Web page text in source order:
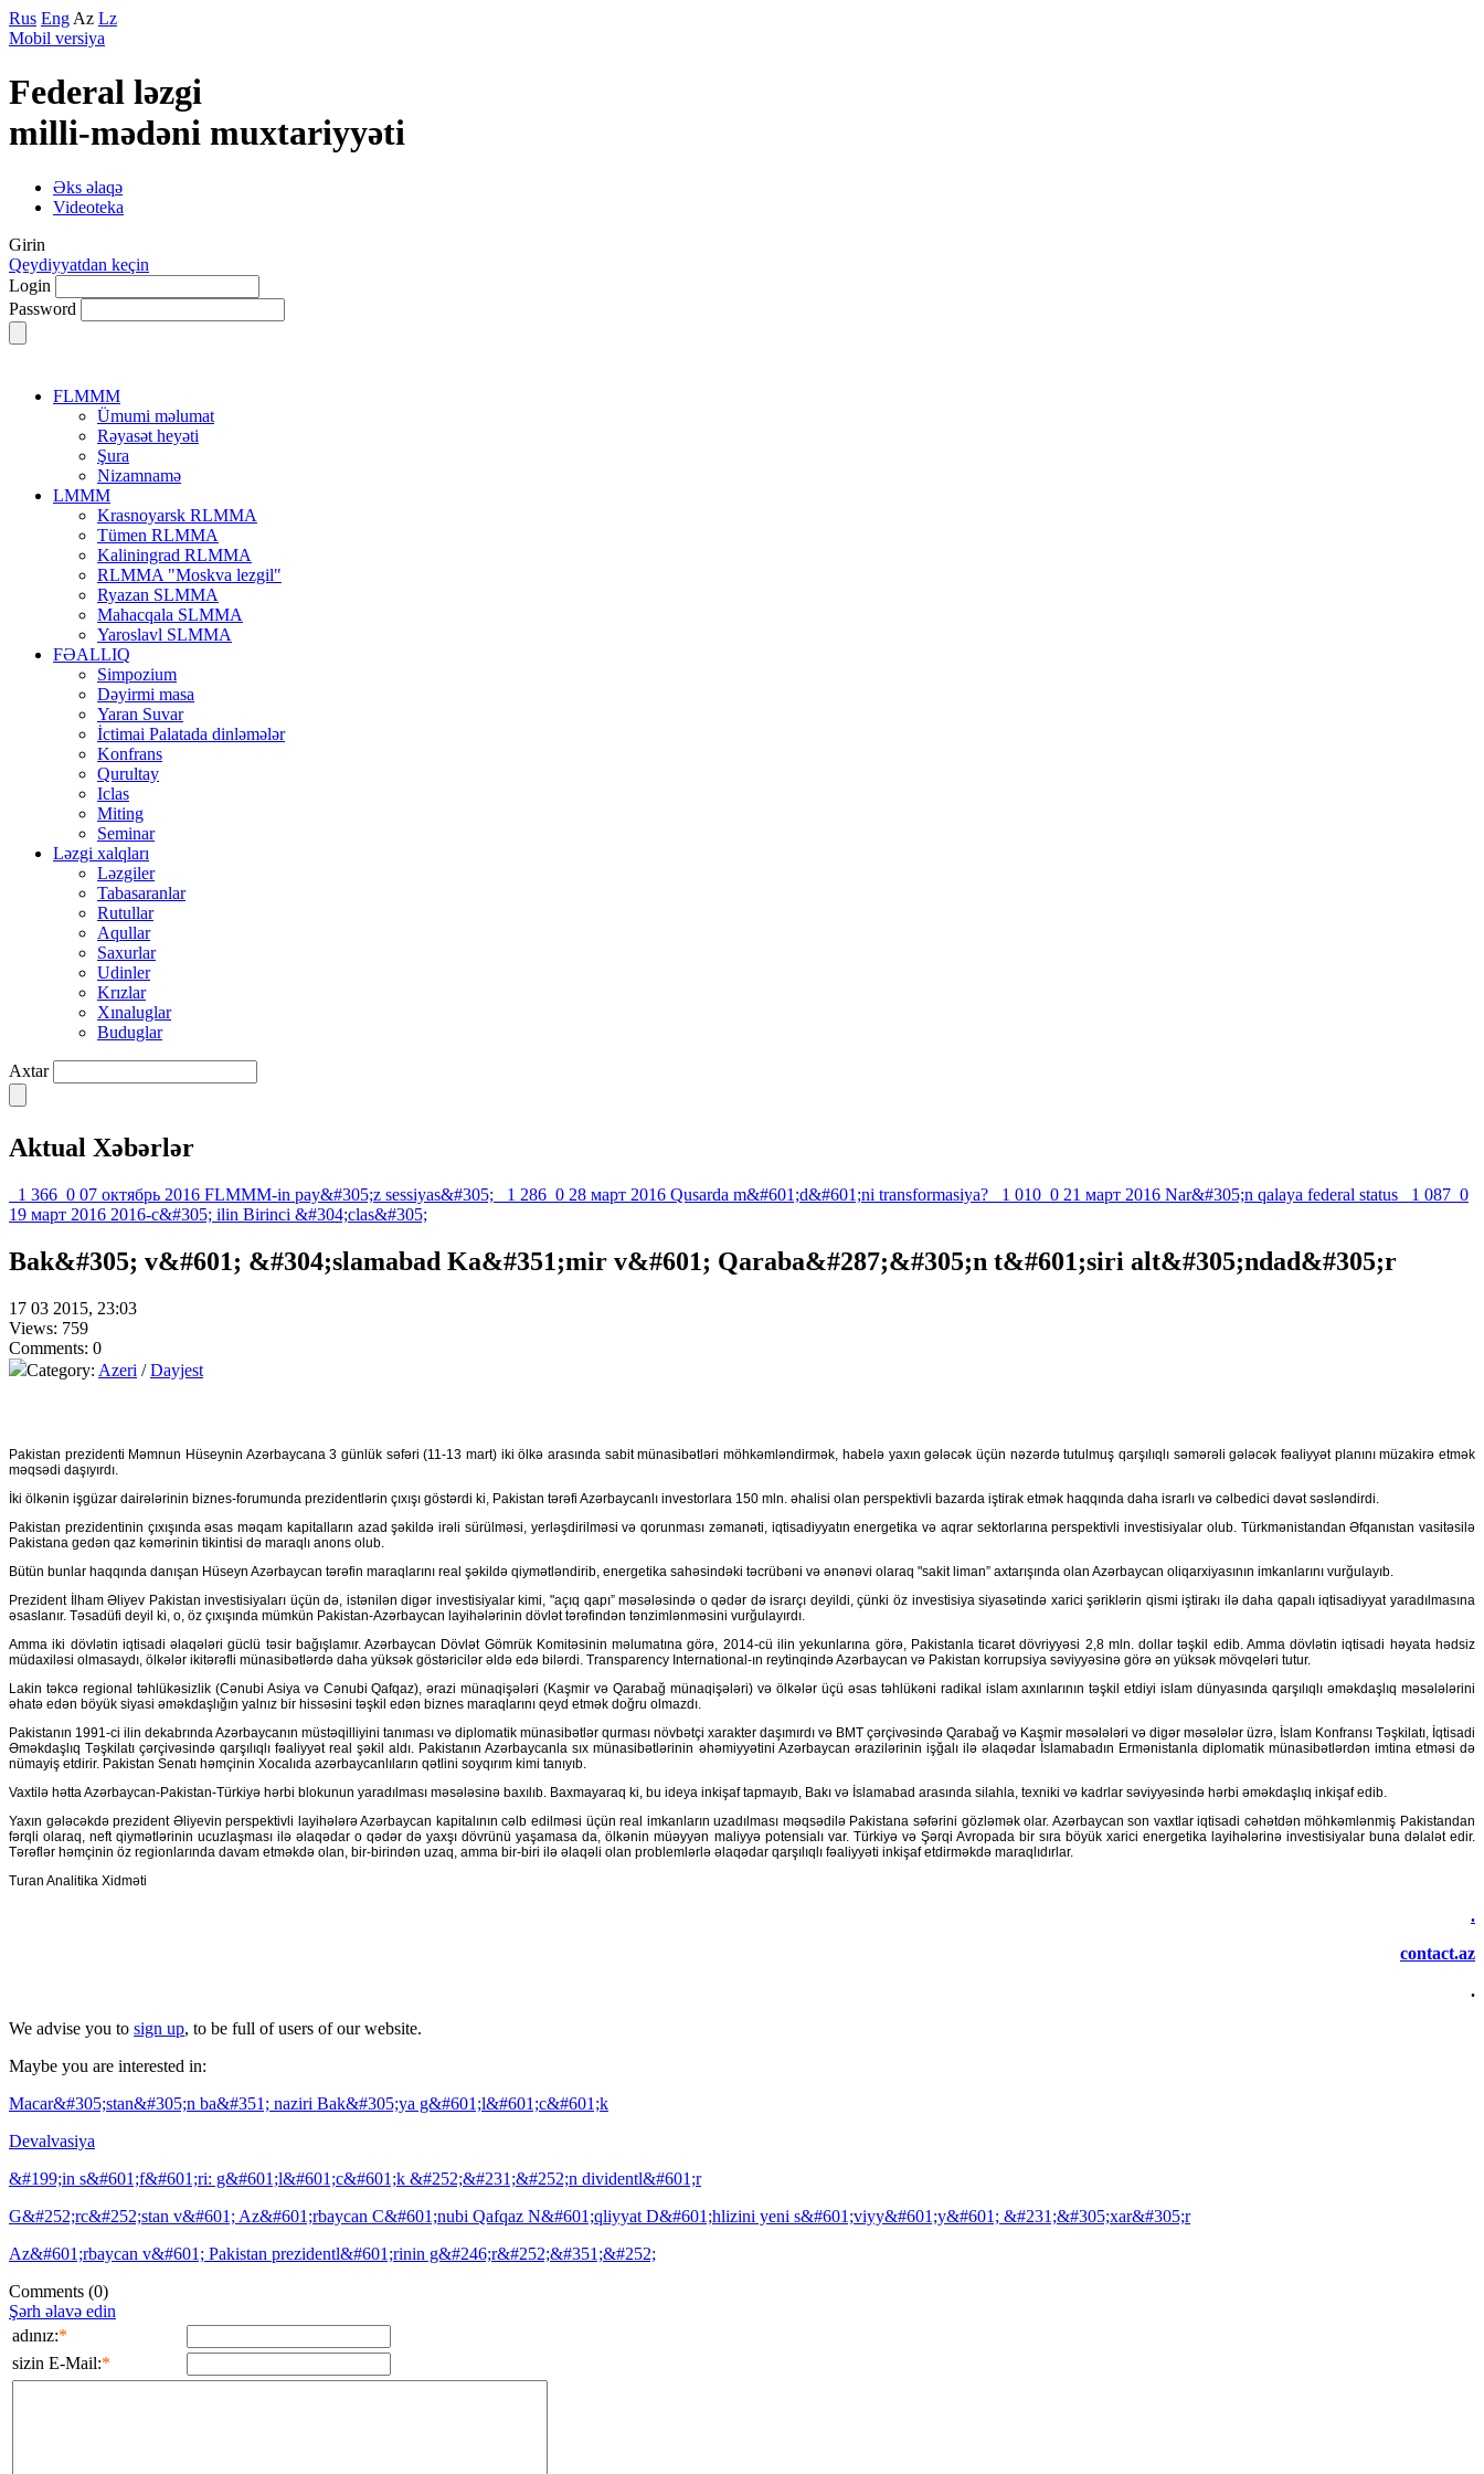
Rus Eng Az Lz
Mobil versiya
Federal lәzgi
milli-mәdәni muxtariyyәti
Əks əlaqə
Videoteka
Girin
Qeydiyyatdan keçin
Login
Password
FLMMM
Ümumi məlumat
Rəyasət heyəti
Şura
Nizamnamə
LMMM
Krasnoyarsk RLMMA
Tümen RLMMA
Kaliningrad RLMMA
RLMMA "Moskva lezgil"
Ryazan SLMMA
Mahacqala SLMMA
Yaroslavl SLMMA
FƏALLIQ
Simpozium
Dəyirmi masa
Yaran Suvar
İctimai Palatada dinləmələr
Konfrans
Qurultay
Iclas
Miting
Seminar
Ləzgi xalqları
Ləzgiler
Tabasaranlar
Rutullar
Aqullar
Saxurlar
Udinler
Krızlar
Xınaluglar
Buduglar
Axtar
Aktual Xəbərlər
1 366 0 07 октябрь 2016 FLMMM-in pay&#305;z sessiyas&#305; 1 286 0 28 март 2016 Qusarda m&#601;d&#601;ni transformasiya? 1 010 0 21 март 2016 Nar&#305;n qalaya federal status 1 087 0
19 март 2016 2016-c&#305; ilin Birinci &#304;clas&#305;
Bak&#305; v&#601; &#304;slamabad Ka&#351;mir v&#601; Qaraba&#287;&#305;n t&#601;siri alt&#305;ndad&#305;r
17 03 2015, 23:03
Views: 759
Comments: 0
Category: Azeri /Dayjest
Pakistan prezidenti Məmnun Hüseynin Azərbaycana 3 günlük səfəri (11-13 mart) iki ölkə arasında sabit münasibətləri möhkəmləndirmək, habelə yaxın gələcək üçün nəzərdə tutulmuş qarşılıqlı səmərəli gələcək fəaliyyət planını müzakirə etmək
məqsədi daşıyırdı.
İki ölkənin işgüzar dairələrinin biznes-forumunda prezidentlərin çıxışı göstərdi ki, Pakistan tərəfi Azərbaycanlı investorlara 150 mln. əhalisi olan perspektivli bazarda iştirak etmək haqqında daha israrlı və cəlbedici dəvət səsləndirdi.
Pakistan prezidentinin çıxışında əsas məqam kapitalların azad şəkildə irəli sürülməsi, yerləşdirilməsi və qorunması zəmanəti, iqtisadiyyatın energetika və aqrar sektorlarına perspektivli investisiyalar olub. Türkmənistandan Əfqanıstan vasitəsilə
Pakistana gedən qaz kəmərinin tikintisi də maraqlı anons olub.
Bütün bunlar haqqında danışan Hüseyn Azərbaycan tərəfin maraqlarını real şəkildə qiymətləndirib, energetika sahəsindəki təcrübəni və ənənəvi olaraq "sakit liman” axtarışında olan Azərbaycan oliqarxiyasının imkanlarını vurğulayıb.
Prezident İlham Əliyev Pakistan investisiyaları üçün də, istənilən digər investisiyalar kimi, "açıq qapı” məsələsində o qədər də israrçı deyildi, çünki öz investisiya siyasətində xarici şəriklərin qismi iştirakı ilə daha qapalı iqtisadiyyat yaradılmasına
əsaslanır. Təsadüfi deyil ki, o, öz çıxışında mümkün Pakistan-Azərbaycan layihələrinin dövlət tərəfindən tənzimlənməsini vurğulayırdı.
Amma iki dövlətin iqtisadi əlaqələri güclü təsir bağışlamır. Azərbaycan Dövlət Gömrük Komitəsinin məlumatına görə, 2014-cü ilin yekunlarına görə, Pakistanla ticarət dövriyyəsi 2,8 mln. dollar təşkil edib. Amma dövlətin iqtisadi həyata hədsiz
müdaxiləsi olmasaydı, ölkələr ikitərəfli münasibətlərdə daha yüksək göstəricilər əldə edə bilərdi. Transparency International-ın reytinqində Azərbaycan və Pakistan korrupsiya səviyyəsinə görə ən yüksək mövqeləri tutur.
Lakin təkcə regional təhlükəsizlik (Cənubi Asiya və Cənubi Qafqaz), ərazi münaqişələri (Kaşmir və Qarabağ münaqişələri) və ölkələr üçü əsas təhlükəni radikal islam axınlarının təşkil etdiyi islam dünyasında qarşılıqlı əməkdaşlıq məsələlərini
əhatə edən böyük siyasi əməkdaşlığın yalnız bir hissəsini təşkil edən biznes maraqlarını qeyd etmək doğru olmazdı.
Pakistanın 1991-ci ilin dekabrında Azərbaycanın müstəqilliyini tanıması və diplomatik münasibətlər qurması növbətçi xarakter daşımırdı və BMT çərçivəsində Qarabağ və Kaşmir məsələləri və digər məsələlər üzrə, İslam Konfransı Təşkilatı, İqtisadi
Əməkdaşlıq Təşkilatı çərçivəsində qarşılıqlı fəaliyyət real şəkil aldı. Pakistanın Azərbaycanla sıx münasibətlərinin əhəmiyyətini Azərbaycan ərazilərinin işğalı ilə əlaqədar İslamabadın Ermənistanla diplomatik münasibətlərdən imtina etməsi də
nümayiş etdirir. Pakistan Senatı həmçinin Xocalıda azərbaycanlıların qətlini soyqırım kimi tanıyıb.
Vaxtilə hətta Azərbaycan-Pakistan-Türkiyə hərbi blokunun yaradılması məsələsinə baxılıb. Baxmayaraq ki, bu ideya inkişaf tapmayıb, Bakı və İslamabad arasında silahla, texniki və kadrlar səviyyəsində hərbi əməkdaşlıq inkişaf edib.
Yaxın gələcəkdə prezident Əliyevin perspektivli layihələrə Azərbaycan kapitalının cəlb edilməsi üçün real imkanların uzadılması məqsədilə Pakistana səfərini gözləmək olar. Azərbaycan son vaxtlar iqtisadi cəhətdən möhkəmlənmiş Pakistandan
fərqli olaraq, neft qiymətlərinin ucuzlaşması ilə əlaqədar o qədər də yaxşı dövrünü yaşamasa da, ölkənin müəyyən maliyyə potensialı var. Türkiyə və Şərqi Avropada bir sıra böyük xarici energetika layihələrinə investisiyalar buna dəlalət edir.
Tərəflər həmçinin öz regionlarında davam etməkdə olan, bir-birindən uzaq, amma bir-biri ilə əlaqəli olan problemlərlə əlaqədar qarşılıqlı fəaliyyəti inkişaf etdirməkdə maraqlıdırlar.
Turan Analitika Xidməti
.
contact.az
.
We advise you to sign up, to be full of users of our website.
Maybe you are interested in:
Macar&#305;stan&#305;n ba&#351; naziri Bak&#305;ya g&#601;l&#601;c&#601;k
Devalvasiya
&#199;in s&#601;f&#601;ri: g&#601;l&#601;c&#601;k &#252;&#231;&#252;n dividentl&#601;r
G&#252;rc&#252;stan v&#601; Az&#601;rbaycan C&#601;nubi Qafqaz N&#601;qliyyat D&#601;hlizini yeni s&#601;viyy&#601;y&#601; &#231;&#305;xar&#305;r
Az&#601;rbaycan v&#601; Pakistan prezidentl&#601;rinin g&#246;r&#252;&#351;&#252;
Comments (0)
Şərh əlavə edin
adınız:*
sizin E-Mail:*